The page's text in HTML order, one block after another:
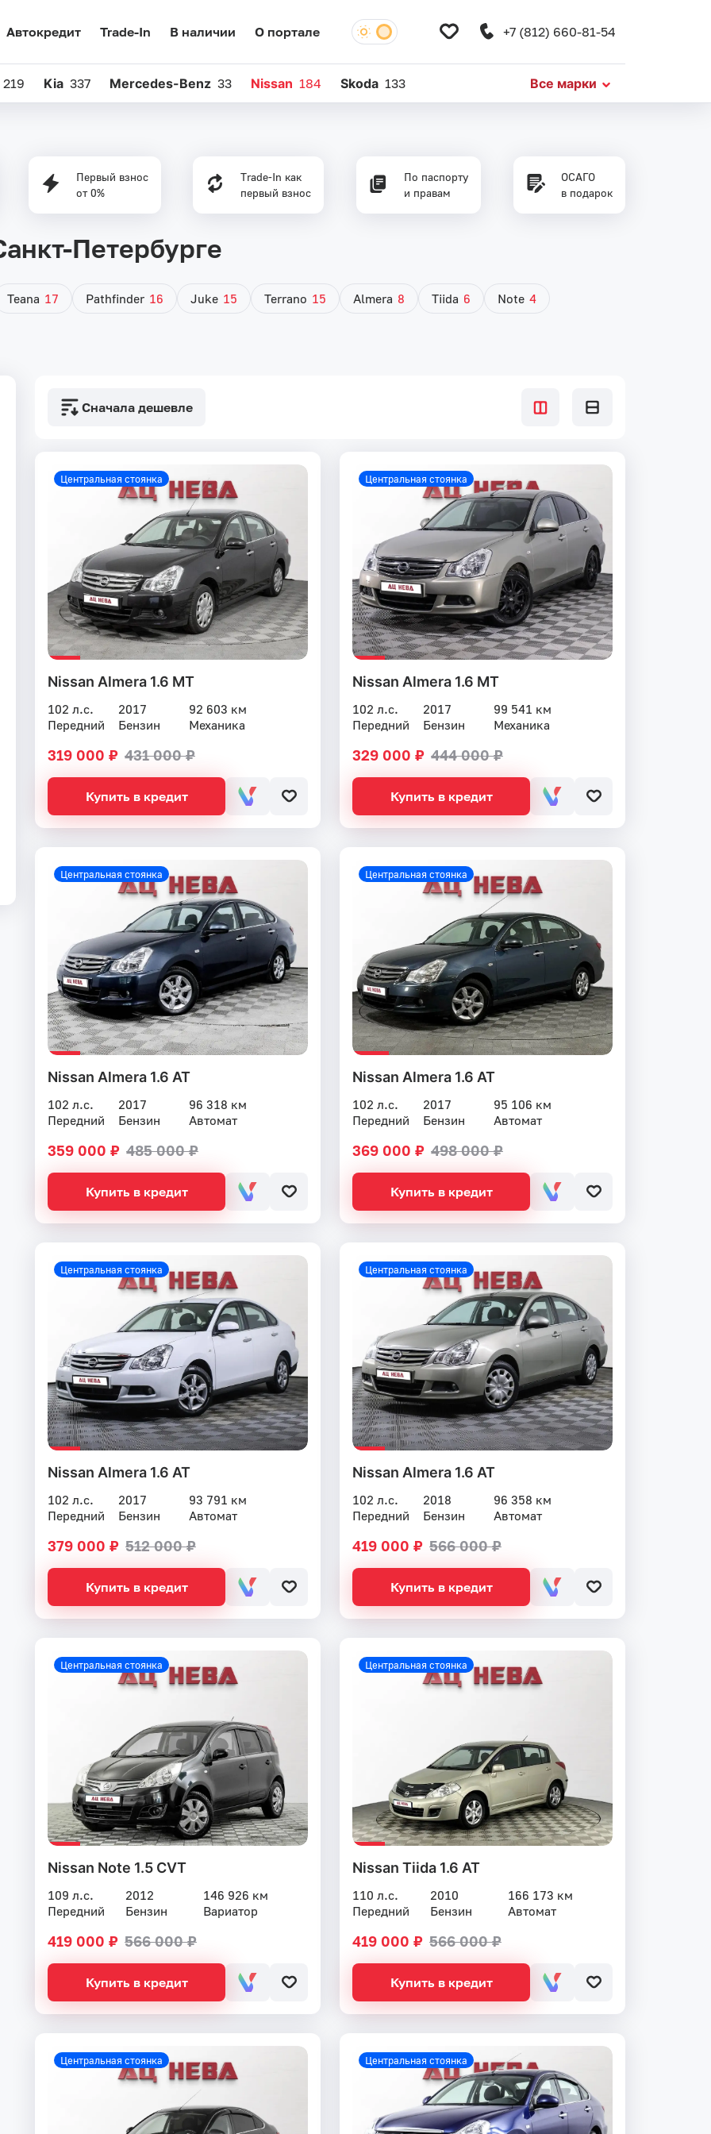
Автокредит Trade-In В наличии О портале +7 (812) 660-81-54
219 Kia 337 Mercedes-Benz 33 Nissan 184 Skoda 133 Все марки
Первый взнос
от 0%
Trade-In как
первый взнос
По паспорту
и правам
ОСАГО
в подарок
Петербурге
Teana 17 Pathfinder 16 Juke 15 Terrano 15 Almera 8 Tiida 6 Note 4
Сначала дешевле
Nissan Almera 1.6 MT
102 л.с. 2017
92 603 км
Передний
Бензин Механика
319 000 ₽ 431 000 ₽
Центральная стоянка
Купить в кредит
Nissan Almera 1.6 MT
102 л.с. 2017
99 541 км
Передний
Бензин Механика
329 000 ₽ 444 000 ₽
Центральная стоянка
Купить в кредит
Nissan Almera 1.6 AT
102 л.с. 2017
96 318 км
Передний
Бензин Автомат
359 000 ₽ 485 000 ₽
Центральная стоянка
Купить в кредит
Nissan Almera 1.6 AT
102 л.с. 2017
95 106 км
Передний
Бензин Автомат
369 000 ₽ 498 000 ₽
Центральная стоянка
Купить в кредит
Nissan Almera 1.6 AT
102 л.с. 2017
93 791 км
Передний
Бензин Автомат
379 000 ₽ 512 000 ₽
Центральная стоянка
Купить в кредит
Nissan Almera 1.6 AT
102 л.с. 2018
96 358 км
Передний
Бензин Автомат
419 000 ₽ 566 000 ₽
Центральная стоянка
Купить в кредит
Nissan Note 1.5 CVT
109 л.с. 2012
146 926 км
Передний
Бензин Вариатор
419 000 ₽ 566 000 ₽
Центральная стоянка
Купить в кредит
Nissan Tiida 1.6 AT
110 л.с. 2010
166 173 км
Передний
Бензин Автомат
419 000 ₽ 566 000 ₽
Центральная стоянка
Купить в кредит
Центральная стоянка Центральная стоянка